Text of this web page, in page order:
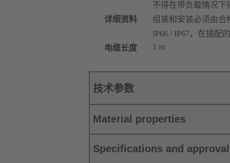
详细资料
不得在带负载情况下
组装和安装必须由合
IP66 / IP67，在插配
电缆长度
1 m
技术参数
Material properties
Specifications and